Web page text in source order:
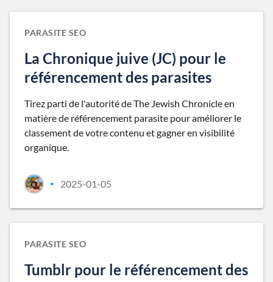
PARASITE SEO
La Chronique juive (JC) pour le
référencement des parasites
Tirez parti de l'autorité de The Jewish Chronicle en
matière de référencement parasite pour améliorer le
classement de votre contenu et gagner en visibilité
organique.
• 2025-01-05
PARASITE SEO
Tumblr pour le référencement des